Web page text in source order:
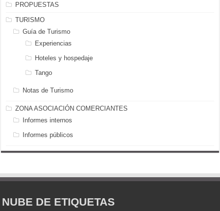
PROPUESTAS
TURISMO
Guía de Turismo
Experiencias
Hoteles y hospedaje
Tango
Notas de Turismo
ZONA ASOCIACIÓN COMERCIANTES
Informes internos
Informes públicos
NUBE DE ETIQUETAS